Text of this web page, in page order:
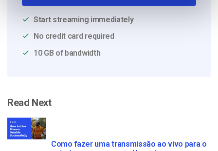
Start streaming immediately
No credit card required
10 GB of bandwidth
Read Next
Como fazer uma transmissão ao vivo para o